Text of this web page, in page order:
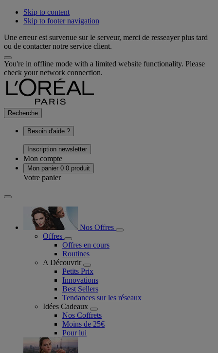
Skip to content
Skip to footer navigation
Une erreur est survenue sur le serveur, merci de resseayer plus tard
ou de contacter notre service client.
You're in offline mode with a limited website functionality. Please
check your network connection.
Recherche
Besoin d'aide ?
Inscription newsletter
Mon compte
Mon panier 0 0 produit
Votre panier
Nos Offres
Offres
Offres en cours
Routines
A Découvrir
Petits Prix
Innovations
Best Sellers
Tendances sur les réseaux
Idées Cadeaux
Nos Coffrets
Moins de 25€
Pour lui